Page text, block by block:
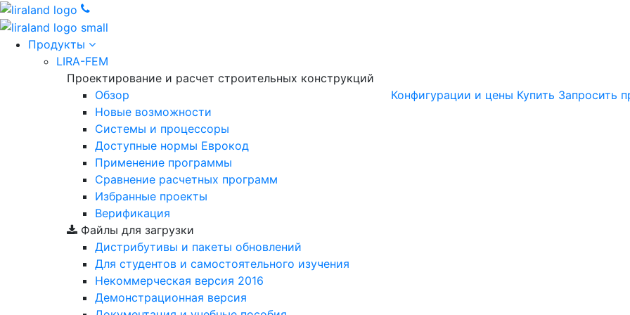
Продукты
LIRA-FEM
Проектирование и расчет строительных конструкций
Обзор
Новые возможности
Cистемы и процессоры
Доступные нормы Еврокод
Применение программы
Сравнение расчетных программ
Избранные проекты
Верификация
Конфигурации и цены Купить Запросить
Файлы для загрузки
Дистрибутивы и пакеты обновлений
Для студентов и самостоятельного изучения
Некоммерческая версия 2016
Демонстрационная версия